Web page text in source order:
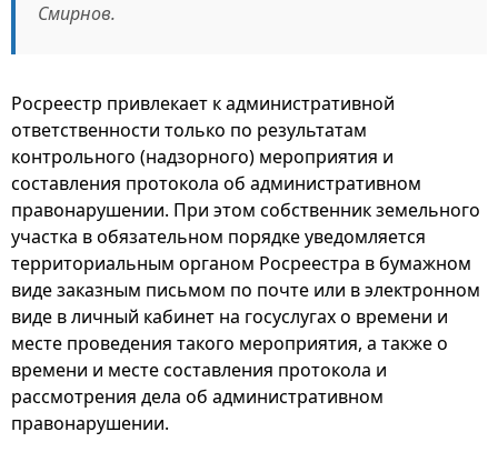
Смирнов.
Росреестр привлекает к административной
ответственности только по результатам
контрольного (надзорного) мероприятия и
составления протокола об административном
правонарушении. При этом собственник земельного
участка в обязательном порядке уведомляется
территориальным органом Росреестра в бумажном
виде заказным письмом по почте или в электронном
виде в личный кабинет на госуслугах о времени и
месте проведения такого мероприятия, а также о
времени и месте составления протокола и
рассмотрения дела об административном
правонарушении.